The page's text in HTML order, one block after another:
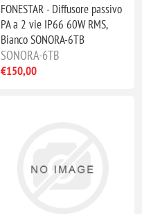
FONESTAR - Diffusore passivo
PA a 2 vie IP66 60W RMS,
Bianco SONORA-6TB
SONORA-6TB
€150,00